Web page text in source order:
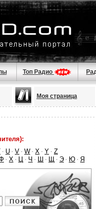
Топ Радио
Моя страница
· U · V · W · X · Y · Z
· Х · Ц · Ч · Ш · Щ · Э · Ю · Я